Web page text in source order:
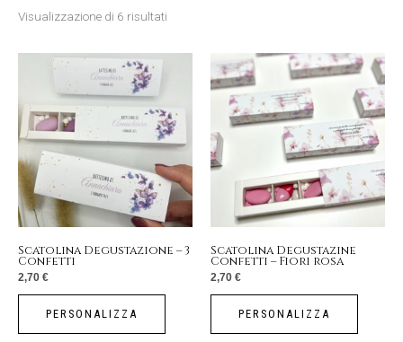
Visualizzazione di 6 risultati
Scatolina Degustazione – 3
Confetti
2,70 €
PERSONALIZZA
Scatolina Degustazine
Confetti – Fiori rosa
2,70 €
PERSONALIZZA